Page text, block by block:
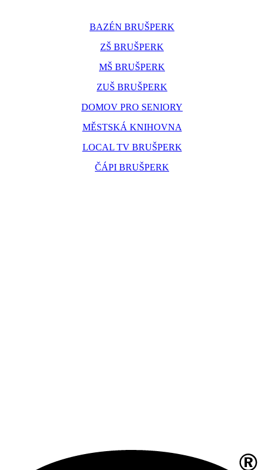
BAZÉN BRUŠPERK
ZŠ BRUŠPERK
MŠ BRUŠPERK
ZUŠ BRUŠPERK
DOMOV PRO SENIORY
MĚSTSKÁ KNIHOVNA
LOCAL TV BRUŠPERK
ČÁPI BRUŠPERK